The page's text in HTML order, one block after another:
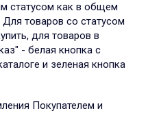
статусом как в общем
Для товаров со статусом
для товаров в
- белая кнопка с
и зеленая кнопка
Покупателем и